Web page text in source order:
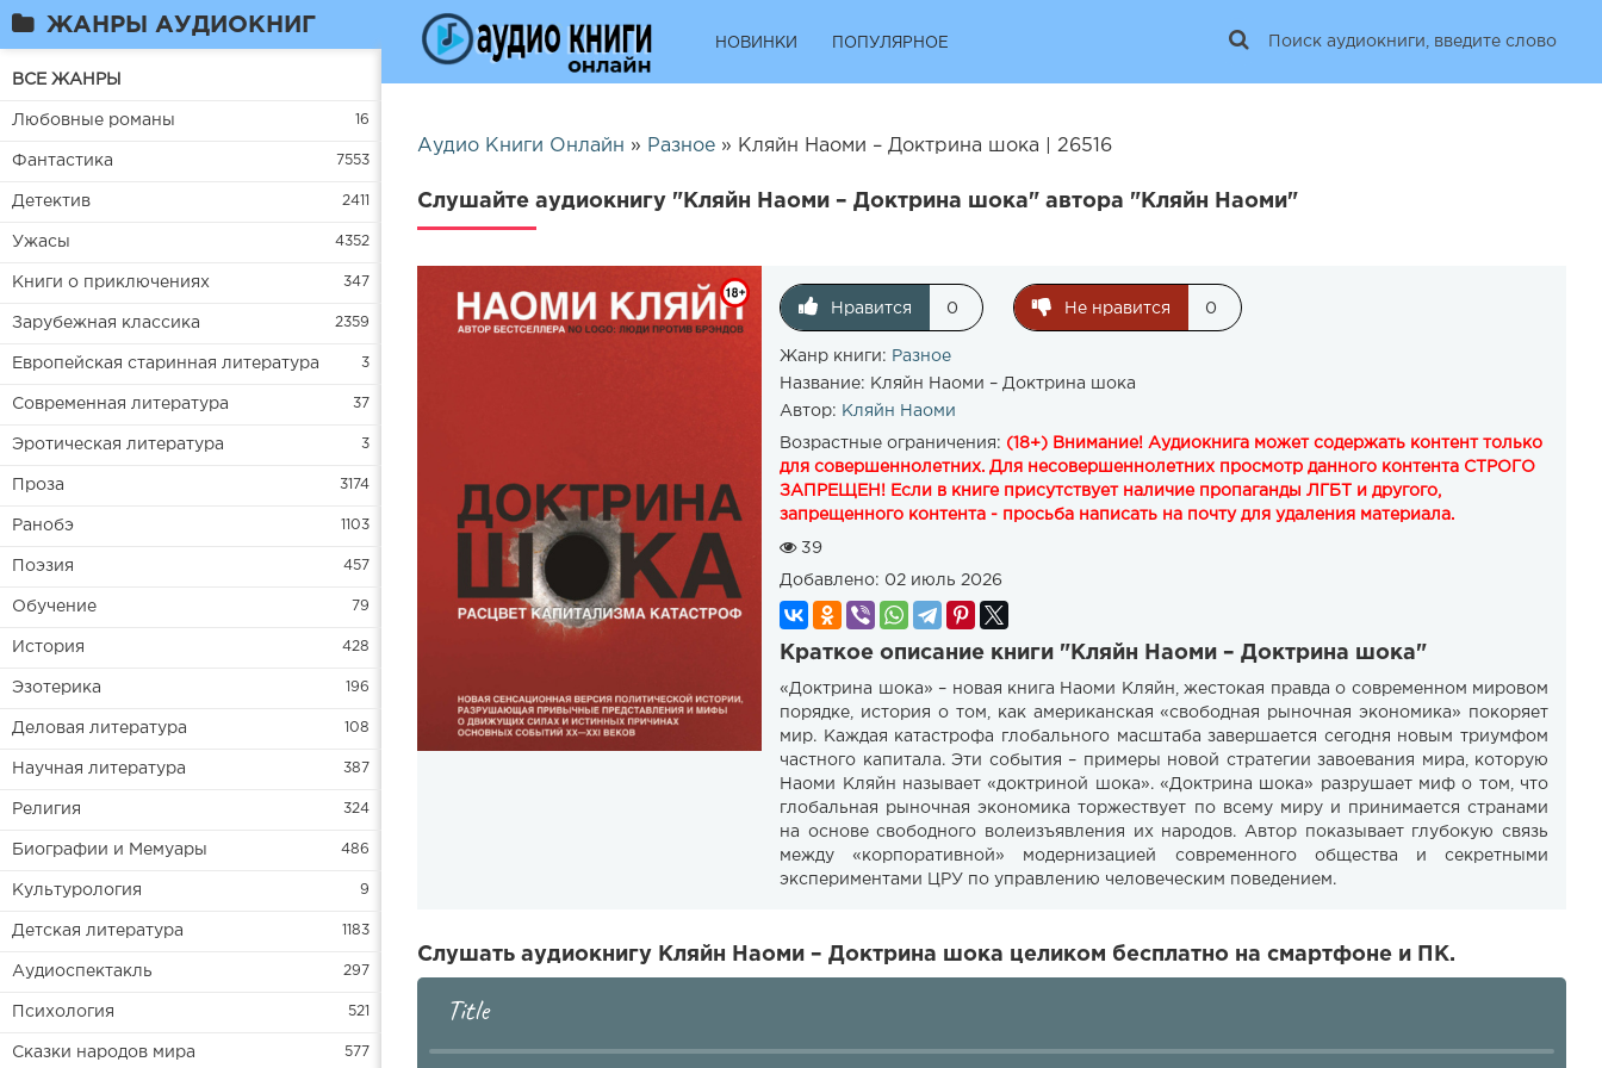
ЖАНРЫ АУДИОКНИГ
ВСЕ ЖАНРЫ
Любовные романы 16
Фантастика 7553
Детектив 2411
Ужасы 4352
Книги о приключениях 347
Зарубежная классика 2359
Европейская старинная литература 3
Современная литература 37
Эротическая литература 3
Проза 3174
Ранобэ 1103
Поэзия 457
Обучение 79
История 428
Эзотерика 196
Деловая литература 108
Научная литература 387
Религия 324
Биографии и Мемуары 486
Культурология 9
Детская литература 1183
Аудиоспектакль 297
Психология 521
Сказки народов мира 577
НОВИНКИ ПОПУЛЯРНОЕ
Аудио Книги Онлайн » Разное » Кляйн Наоми – Доктрина шока | 26516
Слушайте аудиокнигу "Кляйн Наоми – Доктрина шока" автора "Кляйн Наоми"
Нравится 0 Не нравится 0
Жанр книги: Разное
Название: Кляйн Наоми – Доктрина шока
Автор: Кляйн Наоми
Возрастные ограничения: (18+) Внимание! Аудиокнига может содержать контент только
для совершеннолетних. Для несовершеннолетних просмотр данного контента СТРОГО
ЗАПРЕЩЕН! Если в книге присутствует наличие пропаганды ЛГБТ и другого,
запрещенного контента - просьба написать на почту для удаления материала.
39
Добавлено: 02 июль 2026
Краткое описание книги "Кляйн Наоми – Доктрина шока"
«Доктрина шока» – новая книга Наоми Кляйн, жестокая правда о современном мировом
порядке, история о том, как американская «свободная рыночная экономика» покоряет
мир. Каждая катастрофа глобального масштаба завершается сегодня новым триумфом
частного капитала. Эти события – примеры новой стратегии завоевания мира, которую
Наоми Кляйн называет «доктриной шока». «Доктрина шока» разрушает миф о том, что
глобальная рыночная экономика торжествует по всему миру и принимается странами
на основе свободного волеизъявления их народов. Автор показывает глубокую связь
между «корпоративной» модернизацией современного общества и секретными
экспериментами ЦРУ по управлению человеческим поведением.
Слушать аудиокнигу Кляйн Наоми – Доктрина шока целиком бесплатно на смартфоне и ПК.
Title